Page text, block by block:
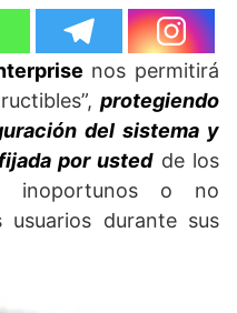
nos permitirá
protegiendo
del sistema y
por ustedde los
inoportunos o no
usuarios durante sus